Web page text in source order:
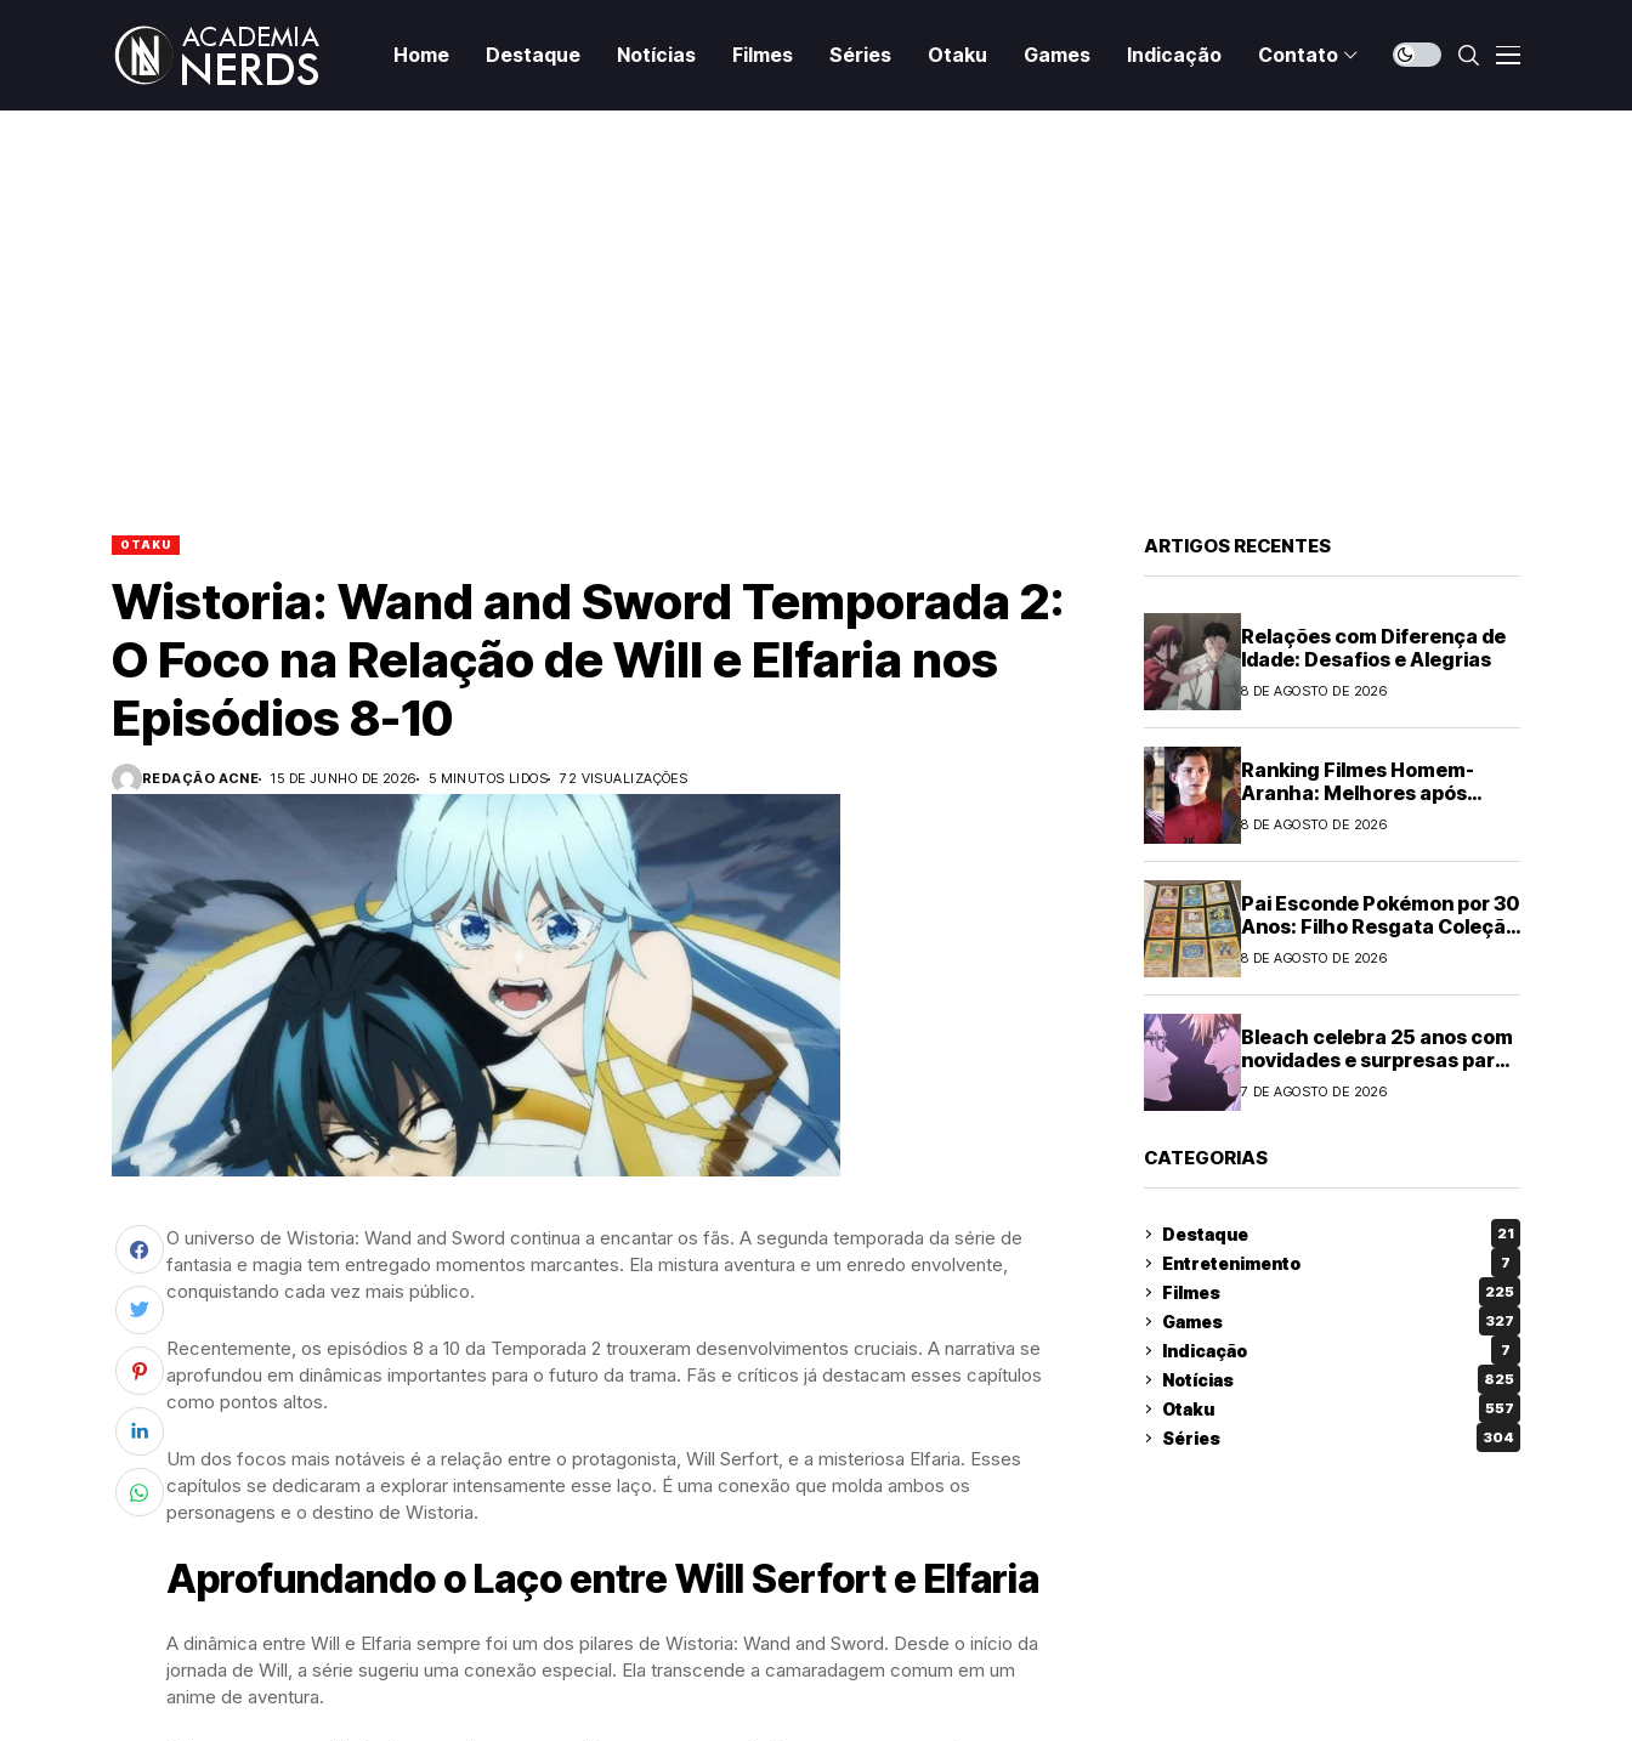
Home Destaque Notícias Filmes Séries Otaku Games Indicação Contato
OTAKU
Wistoria: Wand and Sword Temporada 2:
O Foco na Relação de Will e Elfaria nos
Episódios 8-10
REDAÇÃO ACNE 15 DE JUNHO DE 2026 5 MINUTOS LIDOS 72 VISUALIZAÇÕES
O universo de Wistoria: Wand and Sword continua a encantar os fãs. A segunda temporada da série de
fantasia e magia tem entregado momentos marcantes. Ela mistura aventura e um enredo envolvente,
conquistando cada vez mais público.
Recentemente, os episódios 8 a 10 da Temporada 2 trouxeram desenvolvimentos cruciais. A narrativa se
aprofundou em dinâmicas importantes para o futuro da trama. Fãs e críticos já destacam esses capítulos
como pontos altos.
Um dos focos mais notáveis é a relação entre o protagonista, Will Serfort, e a misteriosa Elfaria. Esses
capítulos se dedicaram a explorar intensamente esse laço. É uma conexão que molda ambos os
personagens e o destino de Wistoria.
Aprofundando o Laço entre Will Serfort e Elfaria
A dinâmica entre Will e Elfaria sempre foi um dos pilares de Wistoria: Wand and Sword. Desde o início da
jornada de Will, a série sugeriu uma conexão especial. Ela transcende a camaradagem comum em um
anime de aventura.
ARTIGOS RECENTES
Relações com Diferença de
Idade: Desafios e Alegrias
8 DE AGOSTO DE 2026
Ranking Filmes Homem-
Aranha: Melhores após
Brand New Day
8 DE AGOSTO DE 2026
Pai Esconde Pokémon por 30
Anos: Filho Resgata Coleção
Clássica
8 DE AGOSTO DE 2026
Bleach celebra 25 anos com
novidades e surpresas para
fãs
7 DE AGOSTO DE 2026
CATEGORIAS
Destaque 21
Entretenimento 7
Filmes 225
Games 327
Indicação 7
Notícias 825
Otaku 557
Séries 304